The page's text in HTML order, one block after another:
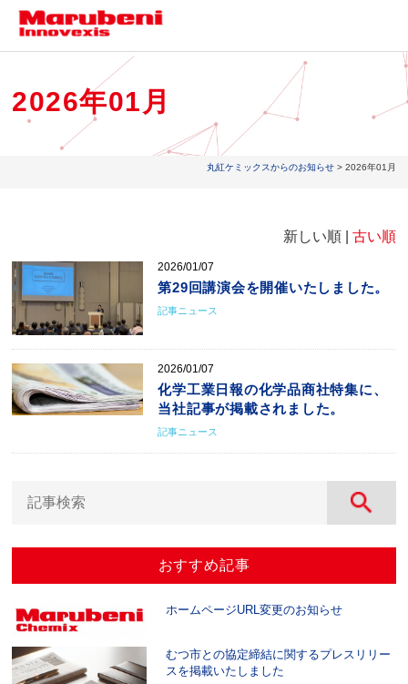
2026年01月
丸紅ケミックスからのお知らせ> 2026年01月
新しい順 | 古い順
2026/01/07
第29回講演会を開催いたしました。
記事ニュース
2026/01/07
化学工業日報の化学品商社特集に、
当社記事が掲載されました。
記事ニュース
おすすめ記事
ホームページURL変更のお知らせ
むつ市との協定締結に関するプレスリリー
スを掲載いたしました